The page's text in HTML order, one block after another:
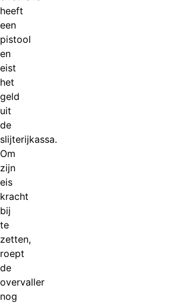
heeft
een
pistool
en
eist
het
geld
uit
de
slijterijkassa.
Om
zijn
eis
kracht
bij
te
zetten,
roept
de
overvaller
nog